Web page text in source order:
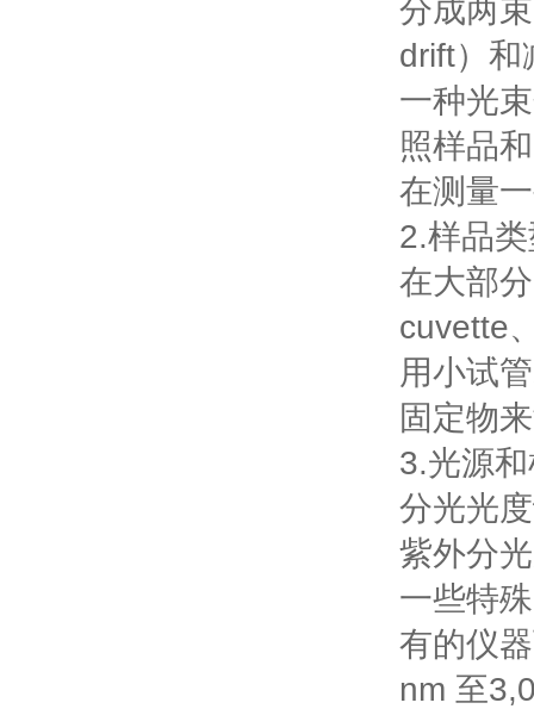
分成两
drift）和
一种光
照样品
在测量
2.样品
在大部
cuvette
用小试
固定物
3.光源
分光光
紫外分
一些特
有的仪
nm 至